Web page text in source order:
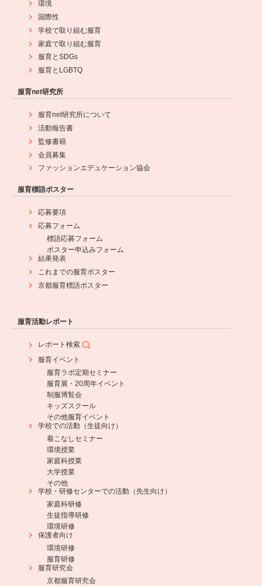
環境
国際性
学校で取り組む服育
家庭で取り組む服育
服育とSDGs
服育とLGBTQ
服育net研究所
服育net研究所について
活動報告書
監修書籍
会員募集
ファッションエデュケーション協会
服育標語ポスター
応募要項
応募フォーム
標語応募フォーム
ポスター申込みフォーム
結果発表
これまでの服育ポスター
京都服育標語ポスター
服育活動レポート
レポート検索
服育イベント
服育ラボ定期セミナー
服育展・20周年イベント
制服博覧会
キッズスクール
その他服育イベント
学校での活動（生徒向け）
着こなしセミナー
環境授業
家庭科授業
大学授業
その他
学校・研修センターでの活動（先生向け）
家庭科研修
生徒指導研修
環境研修
保護者向け
環境研修
服育研修
服育研究会
京都服育研究会